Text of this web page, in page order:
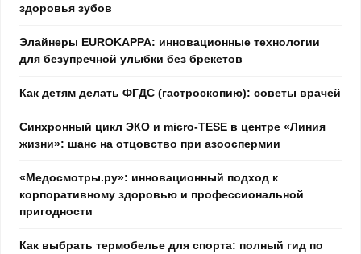
здоровья зубов
Элайнеры EUROKAPPA: инновационные технологии
для безупречной улыбки без брекетов
Как детям делать ФГДС (гастроскопию): советы врачей
Синхронный цикл ЭКО и micro-TESE в центре «Линия
жизни»: шанс на отцовство при азооспермии
«Медосмотры.ру»: инновационный подход к
корпоративному здоровью и профессиональной
пригодности
Как выбрать термобелье для спорта: полный гид по